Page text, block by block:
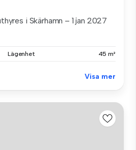
i Skärhamn – 1 jan 2027
Lägenhet 45 m²
Visa mer